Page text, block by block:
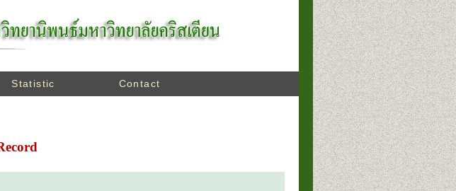
Statistic Contact